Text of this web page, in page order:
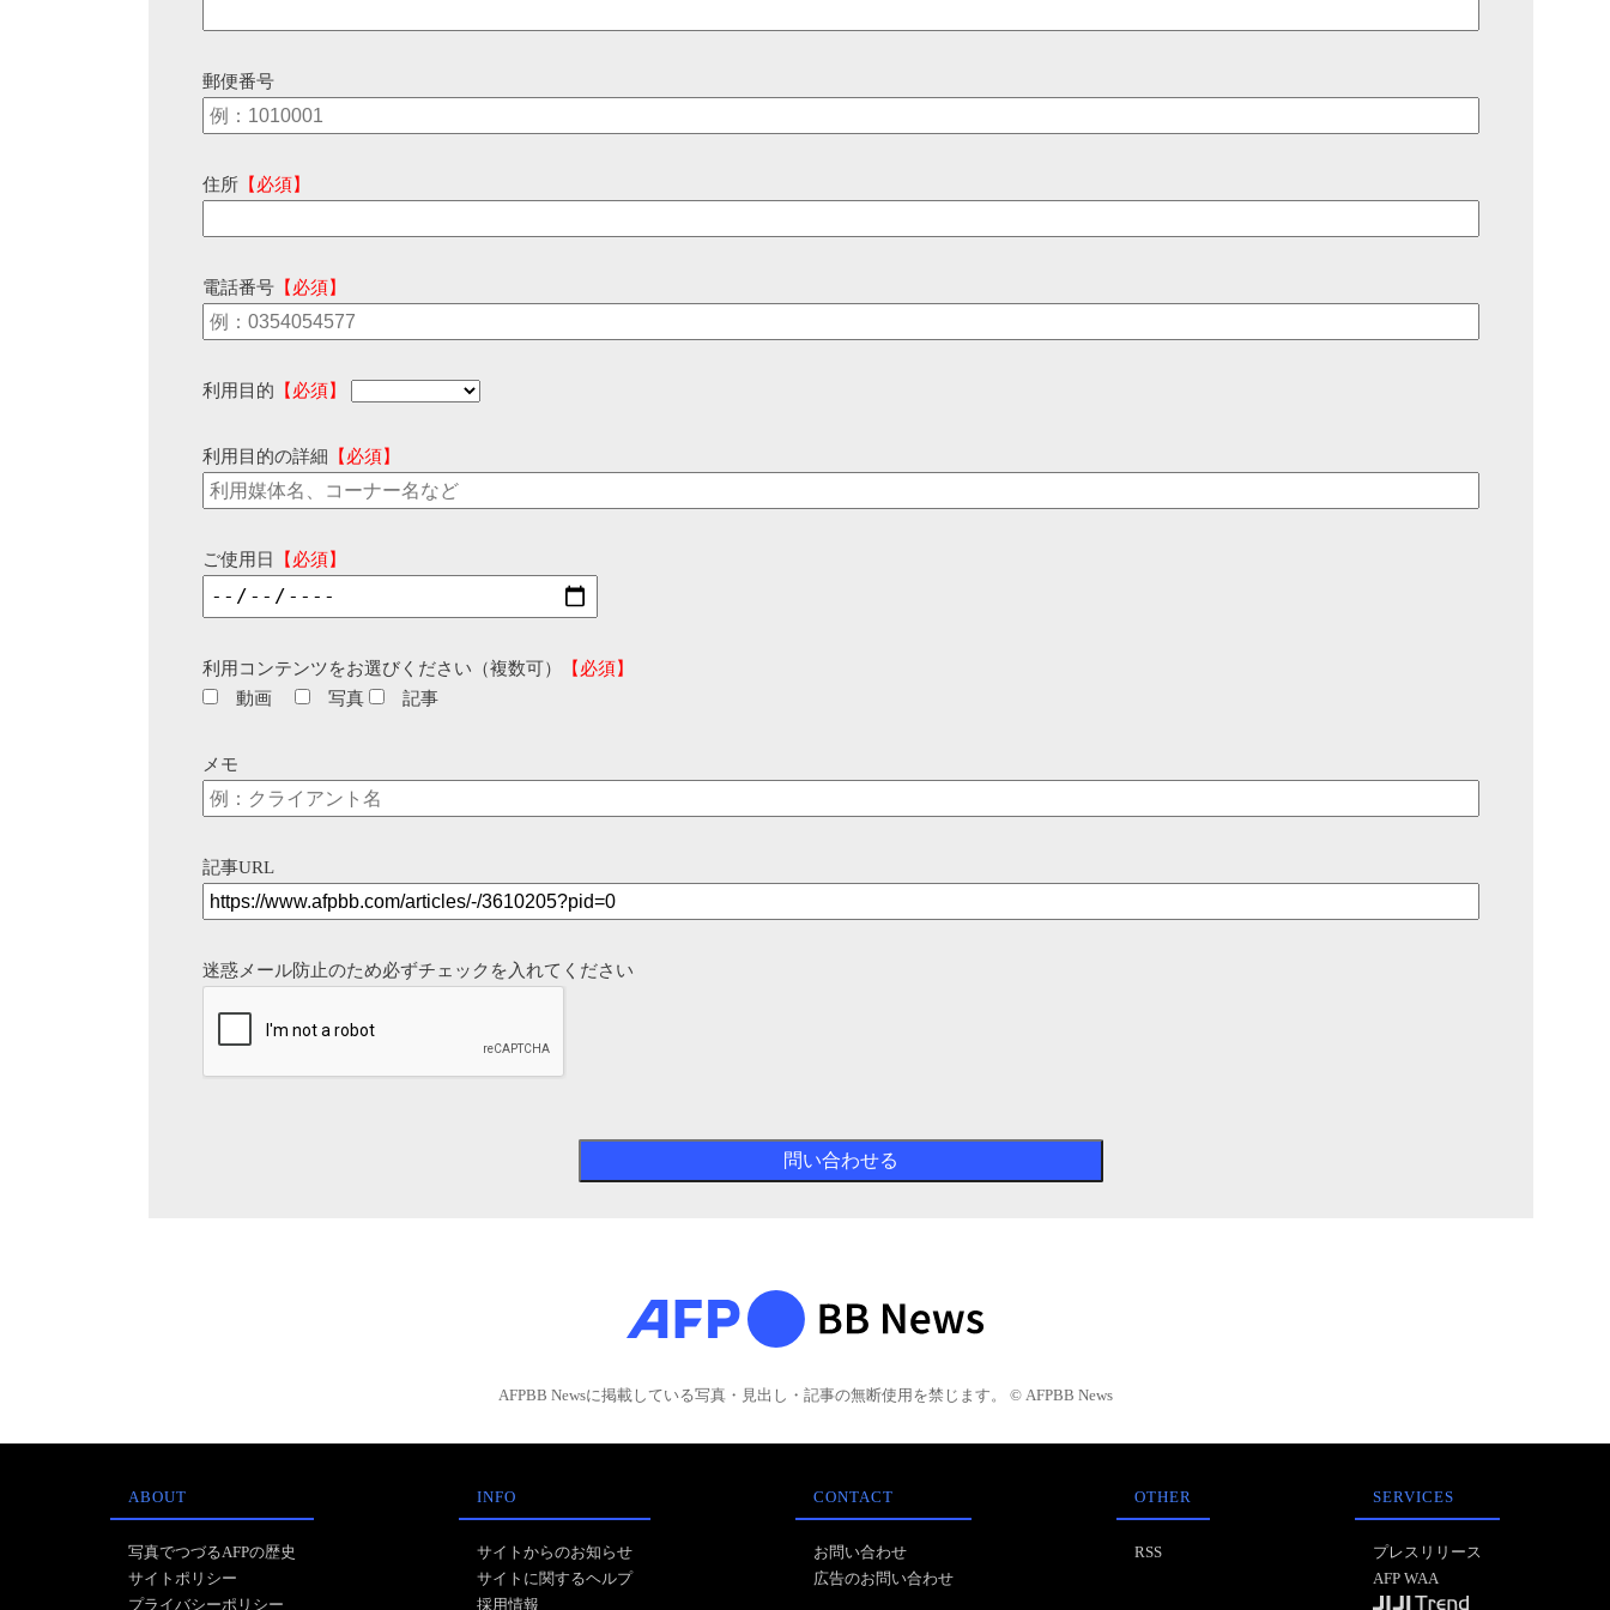
郵便番号
住所 【必須】
電話番号 【必須】
利用目的 【必須】
利用目的の詳細 【必須】
ご使用日 【必須】
利用コンテンツをお選びください（複数可）
【必須】
動画
写真 記事
メモ
記事URL
迷惑メール防止のため必ずチェックを入れてください
AFPBB Newsに掲載している写真・見出し・記事の無断使用を禁じます。 © AFPBB News
ABOUT
写真でつづるAFPの歴史
サイトポリシー
プライバシーポリシー
INFO
サイトからのお知らせ
サイトに関するヘルプ
採用情報
CONTACT
お問い合わせ
広告のお問い合わせ
OTHER
RSS
SERVICES
プレスリリース
AFP WAA